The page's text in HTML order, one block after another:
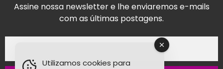
Assine nossa newsletter e lhe enviaremos e-mails
com as últimas postagens.
Utilizamos cookies para